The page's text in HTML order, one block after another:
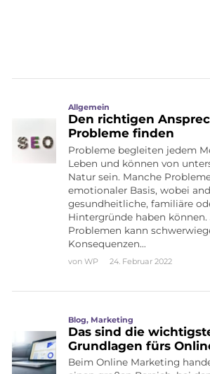
Allgemein
Den richtigen
Probleme finden
Probleme begleiten jedem
Leben und können von
Natur sein. Manche
emotionaler Basis, wobei
gesundheitliche, familiäre
Hintergründe haben können.
Problemen kann
Konsequenzen…
vonWP 24. Februar 2022
Blog, Marketing
Das sind die
Grundlagen fürs
Beim Online Marketing